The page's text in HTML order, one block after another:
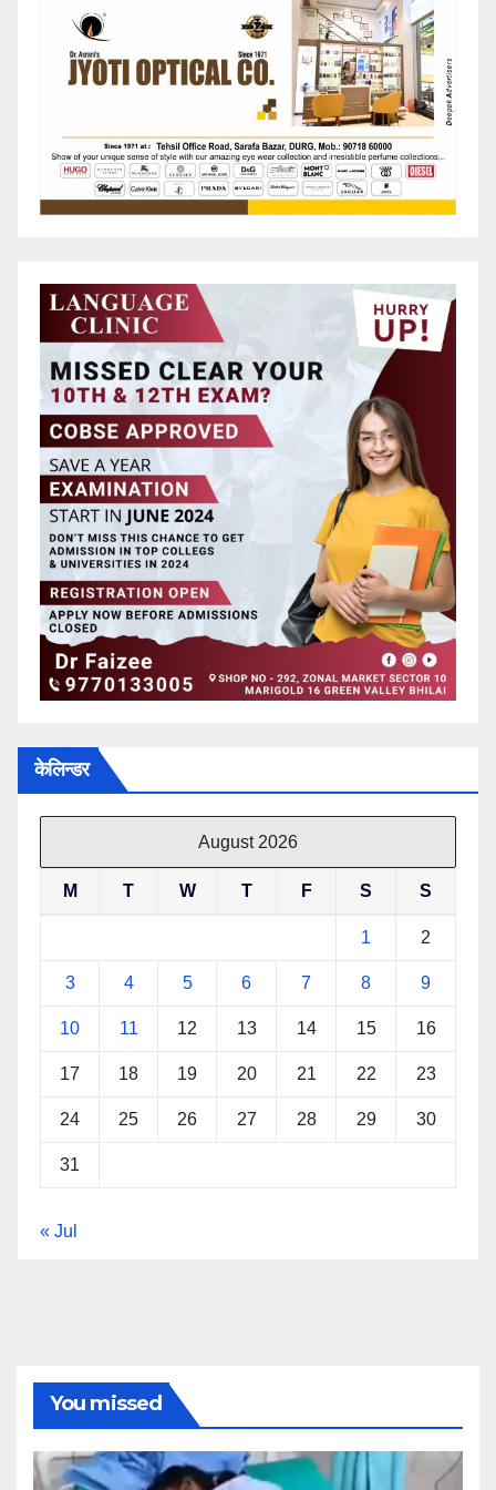
केलिन्डर
August 2026
M T W T F S S
1 2
3 4 5 6 7 8 9
10 11 12 13 14 15 16
17 18 19 20 21 22 23
24 25 26 27 28 29 30
31
« Jul
You missed